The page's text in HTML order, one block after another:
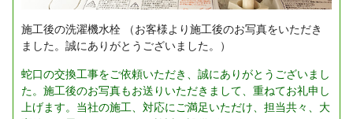
施工後の洗濯機水栓 （お客様より施工後のお写真をいただき
ました。誠にありがとうございました。）
蛇口の交換工事をご依頼いただき、誠にありがとうございまし
た。施工後のお写真もお送りいただきまして、重ねてお礼申し
上げます。当社の施工、対応にご満足いただけ、担当共々、大